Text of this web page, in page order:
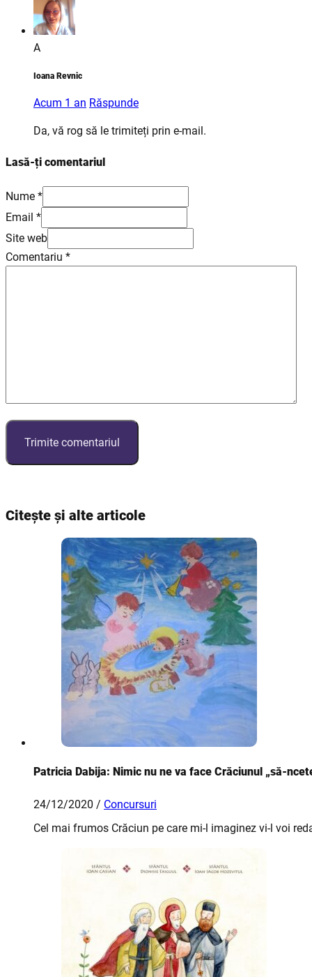
A
Ioana Revnic
Acum 1 an Răspunde
Da, vă rog să le trimiteți prin e-mail.
Lasă-ți comentariul
Nume *
Email *
Site web
Comentariu *
Citește și alte articole
Patricia Dabija: Nimic nu ne va face Crăciunul „să-
24/12/2020 / Concursuri
Cel mai frumos Crăciun pe care mi-l imaginez vi-l voi